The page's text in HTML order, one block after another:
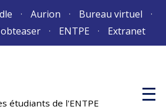
Aurion
Bureau virtuel
ENTPE Extranet
étudiants de l'ENTPE
M
e